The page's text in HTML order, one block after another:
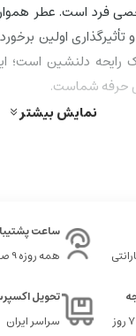
فرد است. عطر
اولین
رایحه دلنشین است؛
حرفه شماست.
مردانه، تنوع رایحه
متفاوت دارد.
جامع شما برای کشف
رایحه و موقعیت
با شخصیتتان داشته
نمایش بیشتر
ساعت
همه روزه 9 صبح تا 9 شب
تحویل
سراسر ایران